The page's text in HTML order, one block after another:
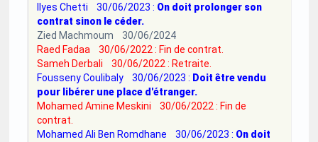
Ilyes Chetti 30/06/2023 : On doit prolonger son
contrat sinon le céder.
Zied Machmoum 30/06/2024
Raed Fadaa 30/06/2022 : Fin de contrat.
Sameh Derbali 30/06/2022 : Retraite.
Fousseny Coulibaly 30/06/2023 : Doit être vendu
pour libérer une place d'étranger.
Mohamed Amine Meskini 30/06/2022 : Fin de
contrat.
Mohamed Ali Ben Romdhane 30/06/2023 : On doit